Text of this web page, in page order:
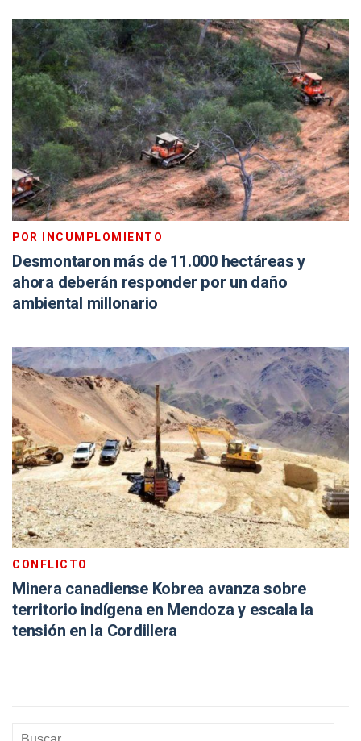
POR INCUMPLOMIENTO
Desmontaron más de 11.000 hectáreas y
ahora deberán responder por un daño
ambiental millonario
CONFLICTO
Minera canadiense Kobrea avanza sobre
territorio indígena en Mendoza y escala la
tensión en la Cordillera